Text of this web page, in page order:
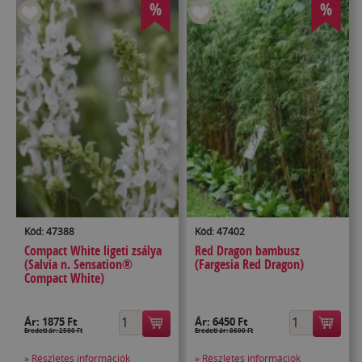
%
Kód: 47388
Compact White ligeti zsálya
(Salvia n. Sensation®
Compact White)
Ár: 1875 Ft
Eredeti ár: 2500 Ft
» Részletes információk
%
Kód: 47402
Red Dragon bambusz
(Fargesia Red Dragon)
Ár:6450 Ft
Eredeti ár: 8600 Ft
» Részletes információk